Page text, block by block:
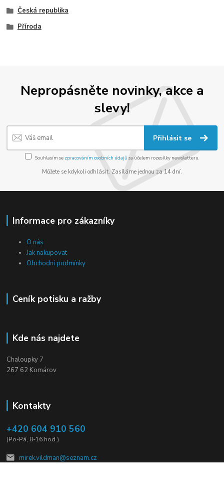
Česká republika
Příroda
Nepropásněte novinky, akce a
slevy!
Přihlásit se
Souhlasím se zpracováním osobních údajůza účelem rozesílky newsletteru.
Můžete se kdykoli odhlásit. Zasíláme jednou za 14 dní.
Informace pro zákazníky
O nás
Jak nakupovat
Obchodní podmínky
Ceník potisku a ražby
Kde nás najdete
Chaloupky 7
267 62 Komárov
Kontakty
+420 604 910 560
(Po-Pá, 8-16 hod.)
mirek.vildman@seznam.cz